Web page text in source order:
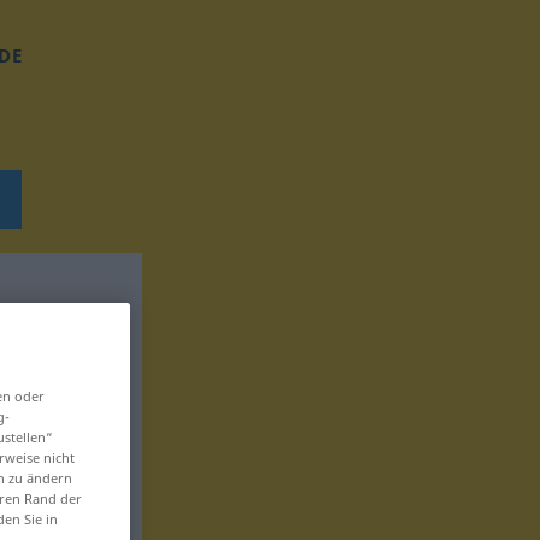
DE
oder
nicht
zu ändern
Rand der
Sie in